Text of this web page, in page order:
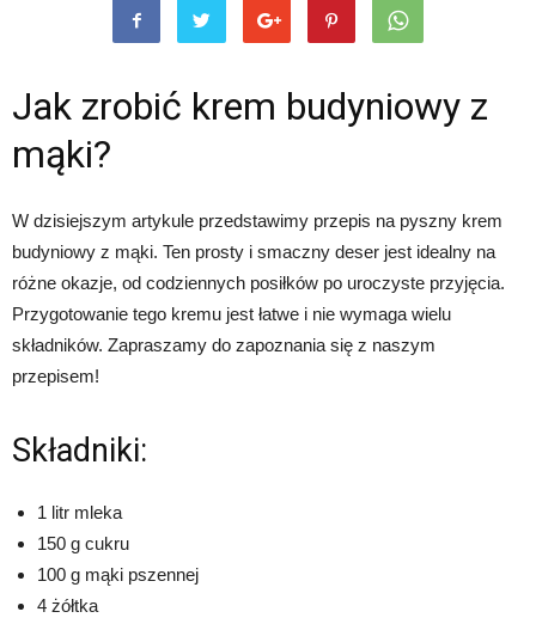
Jak zrobić krem budyniowy z
mąki?
W dzisiejszym artykule przedstawimy przepis na pyszny krem
budyniowy z mąki. Ten prosty i smaczny deser jest idealny na
różne okazje, od codziennych posiłków po uroczyste przyjęcia.
Przygotowanie tego kremu jest łatwe i nie wymaga wielu
składników. Zapraszamy do zapoznania się z naszym
przepisem!
Składniki:
1 litr mleka
150 g cukru
100 g mąki pszennej
4 żółtka